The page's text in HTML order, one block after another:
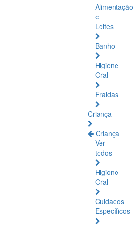
Alimentação
e
Leites
Banho
Higiene
Oral
Fraldas
Criança
Criança
Ver
todos
Higiene
Oral
Cuidados
Específicos